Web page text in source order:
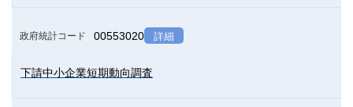
政府統計コード 00553020 詳細
下請中小企業短期動向調査